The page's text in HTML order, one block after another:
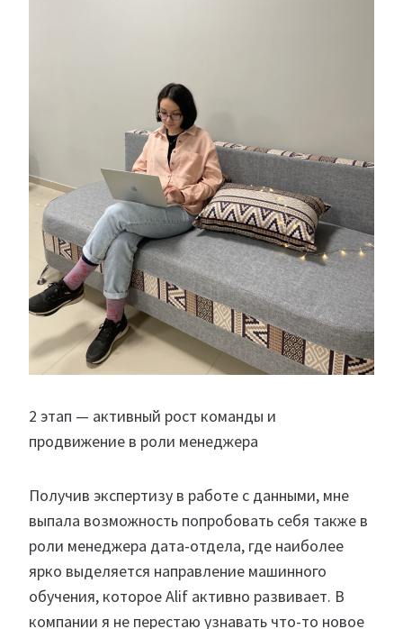
2 этап — активный рост команды и
продвижение в роли менеджера
Получив экспертизу в работе с данными, мне
выпала возможность попробовать себя также в
роли менеджера дата-отдела, где наиболее
ярко выделяется направление машинного
обучения, которое Alif активно развивает. В
компании я не перестаю узнавать что-то новое